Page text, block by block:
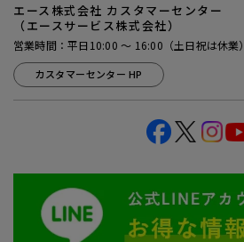
エース株式会社 カスタマーセンター
（エースサービス株式会社）
営業時間：平日10:00 ～ 16:00（土日祝は休業）
カスタマーセンター HP